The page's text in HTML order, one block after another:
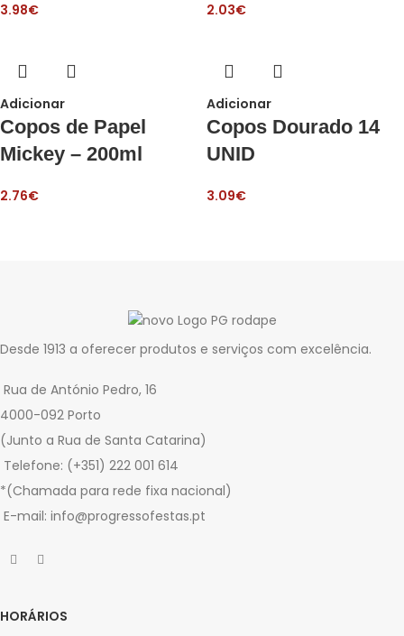
3.98€ 2.03€
Adicionar
Copos de Papel
Mickey – 200ml
2.76€
Adicionar
Copos Dourado 14
UNID
3.09€
Desde 1913 a oferecer produtos e serviços com excelência.
Rua de António Pedro, 16
4000-092 Porto
(Junto a Rua de Santa Catarina)
Telefone: (+351) 222 001 614
*(Chamada para rede fixa nacional)
E-mail: info@progressofestas.pt
HORÁRIOS